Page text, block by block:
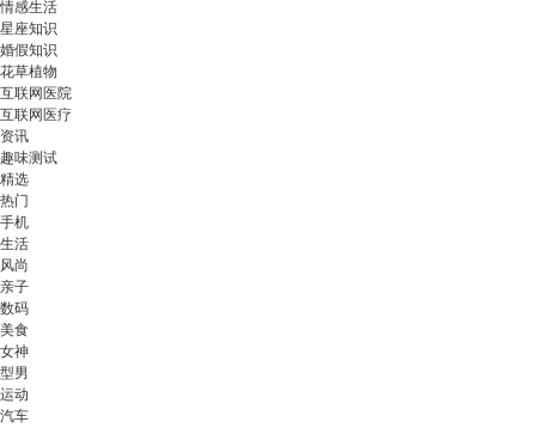
情感生活
星座知识
婚假知识
花草植物
互联网医院
互联网医疗
资讯
趣味测试
精选
热门
手机
生活
风尚
亲子
数码
美食
女神
型男
运动
汽车